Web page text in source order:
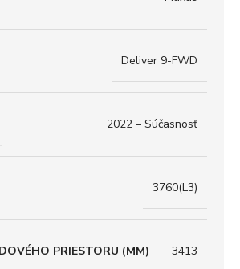
Deliver 9-FWD
2022 – Súčasnosť
3760(L3)
PRIESTORU (MM) 3413